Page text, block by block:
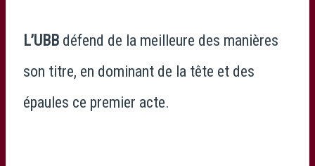
L’UBB défend de la meilleure des manières
son titre, en dominant de la tête et des
épaules ce premier acte.